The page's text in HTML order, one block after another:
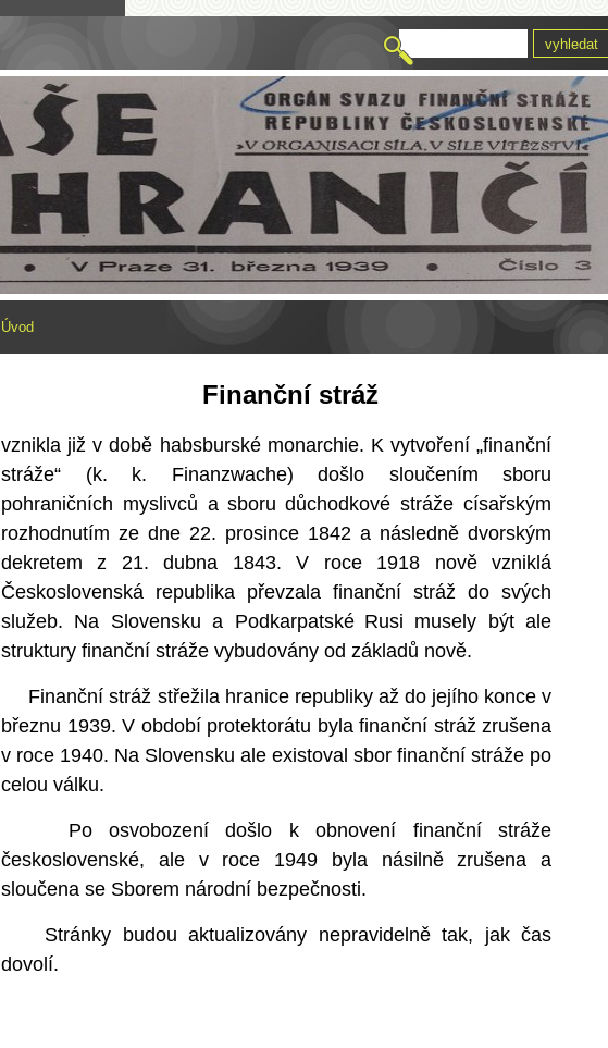
Úvod
Finanční stráž
vznikla již v době habsburské monarchie. K vytvoření „finanční
stráže“ (k. k. Finanzwache) došlo sloučením sboru
pohraničních myslivců a sboru důchodkové stráže císařským
rozhodnutím ze dne 22. prosince 1842 a následně dvorským
dekretem z 21. dubna 1843. V roce 1918 nově vzniklá
Československá republika převzala finanční stráž do svých
služeb. Na Slovensku a Podkarpatské Rusi musely být ale
struktury finanční stráže vybudovány od základů nově.
Finanční stráž střežila hranice republiky až do jejího konce v
březnu 1939. V období protektorátu byla finanční stráž zrušena
v roce 1940. Na Slovensku ale existoval sbor finanční stráže po
celou válku.
Po osvobození došlo k obnovení finanční stráže
československé, ale v roce 1949 byla násilně zrušena a
sloučena se Sborem národní bezpečnosti.
Stránky budou aktualizovány nepravidelně tak, jak čas
dovolí.